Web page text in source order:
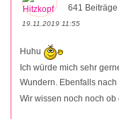
641 Beiträge
19.11.2019 11:55
Huhu
Ich würde mich sehr
Wundern. Ebenfalls
Wir wissen noch noch